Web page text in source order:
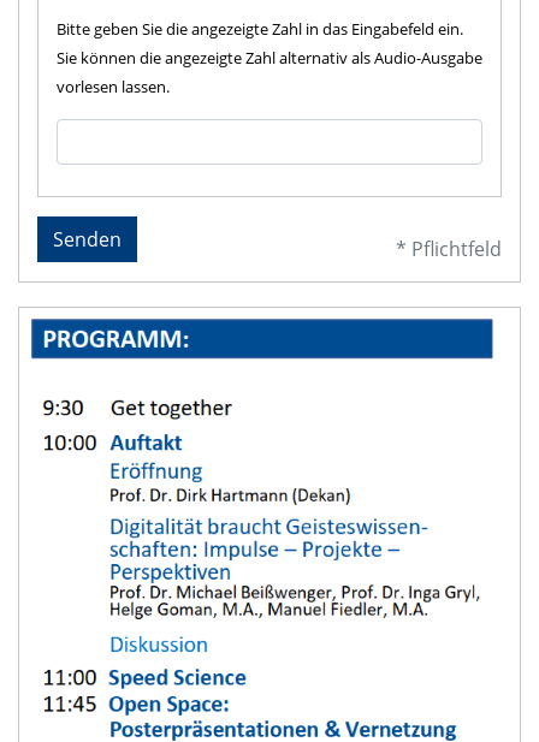
Bitte geben Sie die angezeigte Zahl in das Eingabefeld ein.
Sie können die angezeigte Zahl alternativ als Audio-Ausgabe
vorlesen lassen.
Senden * Pflichtfeld